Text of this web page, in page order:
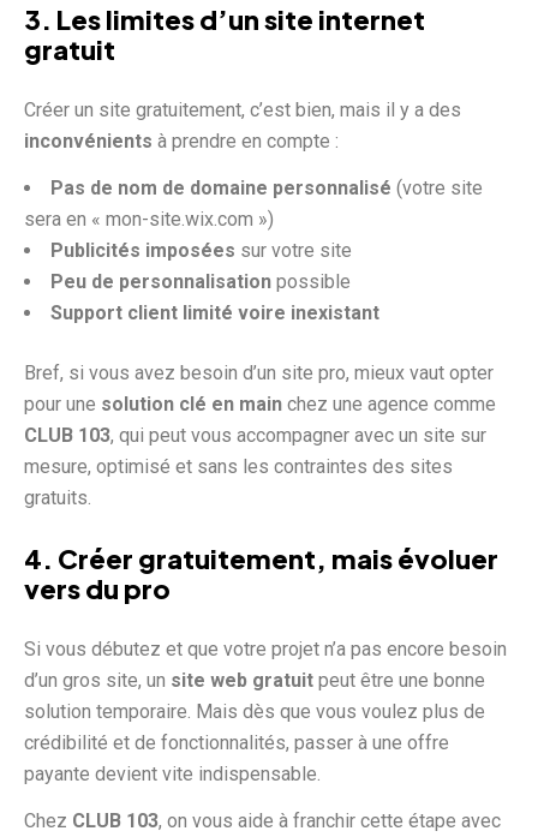
3. Les limites d’un site internet
gratuit
Créer un site gratuitement, c’est bien, mais il y a des
inconvénients à prendre en compte :
Pas de nom de domaine personnalisé (votre site
sera en « mon-site.wix.com »)
Publicités imposées sur votre site
Peu de personnalisation possible
Support client limité voire inexistant
Bref, si vous avez besoin d’un site pro, mieux vaut opter
pour une solution clé en main chez une agence comme
CLUB 103, qui peut vous accompagner avec un site sur
mesure, optimisé et sans les contraintes des sites
gratuits.
4. Créer gratuitement, mais évoluer
vers du pro
Si vous débutez et que votre projet n’a pas encore besoin
d’un gros site, un site web gratuit peut être une bonne
solution temporaire. Mais dès que vous voulez plus de
crédibilité et de fonctionnalités, passer à une offre
payante devient vite indispensable.
Chez CLUB 103, on vous aide à franchir cette étape avec